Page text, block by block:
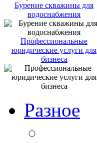
Бурение скважины для
водоснабжения
Профессиональные
юридические услуги для
бизнеса
Разное